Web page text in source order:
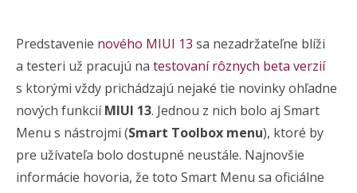
Predstavenie nového MIUI 13 sa nezadržateľne blíži
a testeri už pracujú na testovaní rôznych beta verzií
s ktorými vždy prichádzajú nejaké tie novinky ohľadne
nových funkciíMIUI 13. Jednou z nich bolo aj Smart
Menu s nástrojmi (Smart Toolbox menu), ktoré by
pre užívateľa bolo dostupné neustále. Najnovšie
informácie hovoria, že toto Smart Menu sa oficiálne